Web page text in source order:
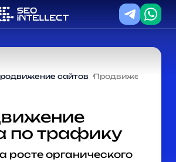
сайтов Продвижение
по трафику
росте органического